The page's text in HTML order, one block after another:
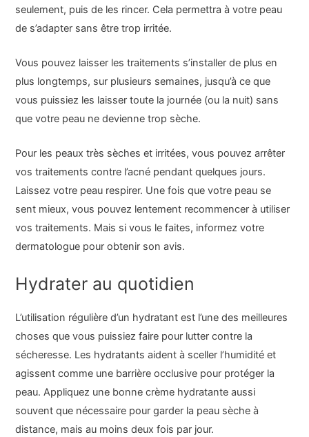
seulement, puis de les rincer. Cela permettra à votre peau
de s’adapter sans être trop irritée.
Vous pouvez laisser les traitements s’installer de plus en
plus longtemps, sur plusieurs semaines, jusqu’à ce que
vous puissiez les laisser toute la journée (ou la nuit) sans
que votre peau ne devienne trop sèche.
Pour les peaux très sèches et irritées, vous pouvez arrêter
vos traitements contre l’acné pendant quelques jours.
Laissez votre peau respirer. Une fois que votre peau se
sent mieux, vous pouvez lentement recommencer à utiliser
vos traitements. Mais si vous le faites, informez votre
dermatologue pour obtenir son avis.
Hydrater au quotidien
L’utilisation régulière d’un hydratant est l’une des meilleures
choses que vous puissiez faire pour lutter contre la
sécheresse. Les hydratants aident à sceller l’humidité et
agissent comme une barrière occlusive pour protéger la
peau. Appliquez une bonne crème hydratante aussi
souvent que nécessaire pour garder la peau sèche à
distance, mais au moins deux fois par jour.